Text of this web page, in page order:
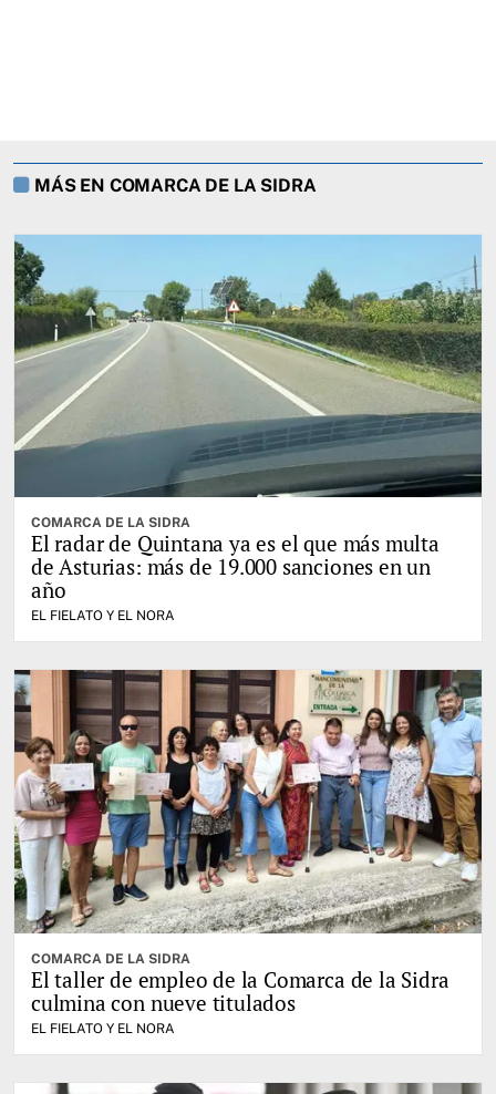
MÁS EN COMARCA DE LA SIDRA
COMARCA DE LA SIDRA
El radar de Quintana ya es el que más multa
de Asturias: más de 19.000 sanciones en un
año
EL FIELATO Y EL NORA
COMARCA DE LA SIDRA
El taller de empleo de la Comarca de la Sidra
culmina con nueve titulados
EL FIELATO Y EL NORA